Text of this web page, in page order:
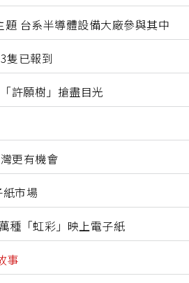
台系半導體設備大廠參與其中
隻已報到
許願樹」搶盡目光
更有機會
市場
種「虹彩」映上電子紙
事